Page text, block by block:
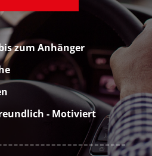
zum Anhänger
- Motiviert